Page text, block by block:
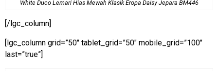
White Duco Lemari Hias Mewah Klasik Eropa Daisy Jepara BM446
[/lgc_column]
[lgc_column grid=”50″ tablet_grid=”50″ mobile_grid=”100″
last=”true”]